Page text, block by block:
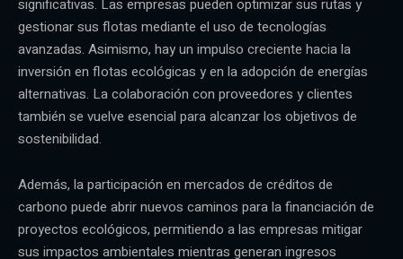
significativas. Las empresas pueden optimizar sus rutas y
gestionar sus flotas mediante el uso de tecnologías
avanzadas. Asimismo, hay un impulso creciente hacia la
inversión en flotas ecológicas y en la adopción de energías
alternativas. La colaboración con proveedores y clientes
también se vuelve esencial para alcanzar los objetivos de
sostenibilidad.
Además, la participación en mercados de créditos de
carbono puede abrir nuevos caminos para la financiación de
proyectos ecológicos, permitiendo a las empresas mitigar
sus impactos ambientales mientras generan ingresos